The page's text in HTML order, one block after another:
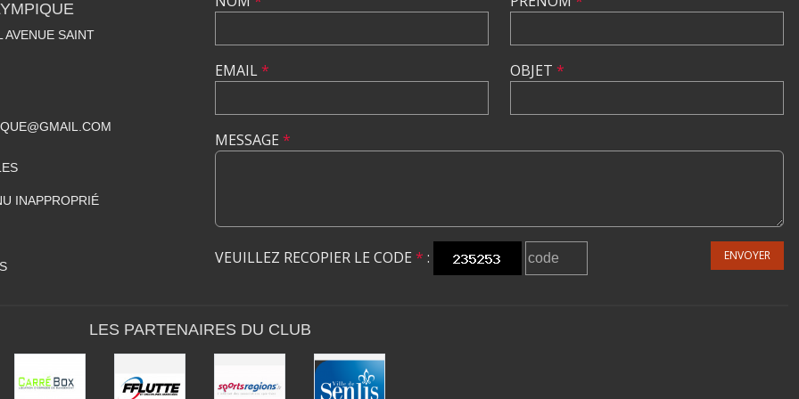
AVENUE SAINT
INAPPROPRIÉ
EMAIL* OBJET *
MESSAGE *
VEUILLEZ RECOPIER LE CODE * : ENVOYER
LES PARTENAIRES DU CLUB